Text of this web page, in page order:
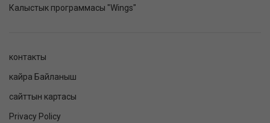
Калыстык программасы "Wings"
контакты
кайра Байланыш
сайттын картасы
Privacy Policy